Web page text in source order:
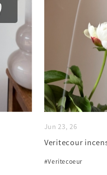
Jun 23, 26
Veritecour
#Veritecoeur